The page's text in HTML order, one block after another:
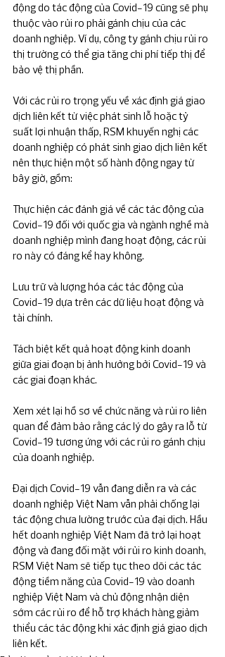
động do tác động của Covid-19 cũng sẽ phụ
thuộc vào rủi ro phải gánh chịu của các
doanh nghiệp. Ví dụ, công ty gánh chịu rủi ro
thị trường có thể gia tăng chi phí tiếp thị để
bảo vệ thị phần.
Với các rủi ro trọng yếu về xác định giá giao
dịch liên kết từ việc phát sinh lỗ hoặc tỷ
suất lợi nhuận thấp, RSM khuyến nghị các
doanh nghiệp có phát sinh giao dịch liên kết
nên thực hiện một số hành động ngay từ
bây giờ, gồm:
Thực hiện các đánh giá về các tác động của
Covid-19 đối với quốc gia và ngành nghề mà
doanh nghiệp mình đang hoạt động, các rủi
ro này có đáng kể hay không.
Lưu trữ và lượng hóa các tác động của
Covid-19 dựa trên các dữ liệu hoạt động và
tài chính.
Tách biệt kết quả hoạt động kinh doanh
giữa giai đoạn bị ảnh hưởng bởi Covid-19 và
các giai đoạn khác.
Xem xét lại hồ sơ về chức năng và rủi ro liên
quan để đảm bảo rằng các lý do gây ra lỗ từ
Covid-19 tương ứng với các rủi ro gánh chịu
của doanh nghiệp.
Đại dịch Covid-19 vẫn đang diễn ra và các
doanh nghiệp Việt Nam vẫn phải chống lại
tác động chưa lường trước của đại dịch. Hầu
hết doanh nghiệp Việt Nam đã trở lại hoạt
động và đang đối mặt với rủi ro kinh doanh,
RSM Việt Nam sẽ tiếp tục theo dõi các tác
động tiềm năng của Covid-19 vào doanh
nghiệp Việt Nam và chủ động nhận diện
sớm các rủi ro để hỗ trợ khách hàng giảm
thiểu các tác động khi xác định giá giao dịch
liên kết.